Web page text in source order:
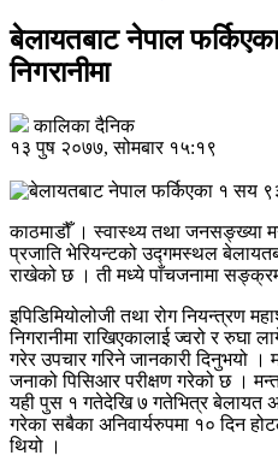
बेलायतबाट नेपाल
निगरानीमा
कालिका दैनिक
१३ पुष २०७७, सोमबार १५:१९
काठमाडौँ । स्वास्थ्य तथा जनसङ्ख्या
प्रजाति भेरियन्टको उद्गमस्थल
राखेको छ । ती मध्ये पाँचजनामा
इपिडिमियोलोजी तथा रोग नियन्त्रण
निगरानीमा राखिएकालाई ज्वरो र रुघा
गरेर उपचार गरिने जानकारी दिनुभयो
जनाको पिसिआर परीक्षण गरेको छ ।
यही पुस १ गतेदेखि ७ गतेभित्र बेलायत
गरेका सबैका अनिवार्यरुपमा १० दिन
थियो ।